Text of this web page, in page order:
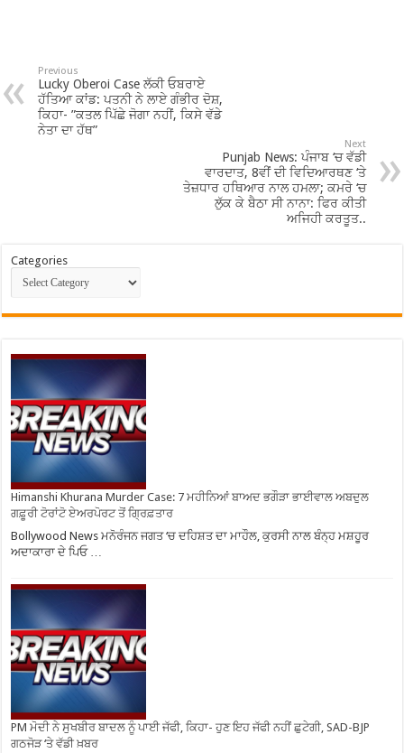
Previous
Lucky Oberoi Case ਲੱਕੀ ਓਬਰਾਏ
ਹੱਤਿਆ ਕਾਂਡ: ਪਤਨੀ ਨੇ ਲਾਏ ਗੰਭੀਰ ਦੋਸ਼,
ਕਿਹਾ- ”ਕਤਲ ਪਿੱਛੇ ਜੋਗਾ ਨਹੀਂ, ਕਿਸੇ ਵੱਡੇ
ਨੇਤਾ ਦਾ ਹੱਥ”
Next
Punjab News: ਪੰਜਾਬ ‘ਚ ਵੱਡੀ
ਵਾਰਦਾਤ, 8ਵੀਂ ਦੀ ਵਿਦਿਆਰਥਣ ‘ਤੇ
ਤੇਜ਼ਧਾਰ ਹਥਿਆਰ ਨਾਲ ਹਮਲਾ; ਕਮਰੇ ‘ਚ
ਲੁੱਕ ਕੇ ਬੈਠਾ ਸੀ ਨਾਨਾ: ਫਿਰ ਕੀਤੀ
ਅਜਿਹੀ ਕਰਤੂਤ..
Categories
Himanshi Khurana Murder Case: 7 ਮਹੀਨਿਆਂ ਬਾਅਦ ਭਗੌੜਾ ਭਾਈਵਾਲ ਅਬਦੁਲ
ਗਫ਼ੂਰੀ ਟੋਰਾਂਟੋ ਏਅਰਪੋਰਟ ਤੋਂ ਗ੍ਰਿਫ਼ਤਾਰ
Bollywood News ਮਨੋਰੰਜਨ ਜਗਤ ‘ਚ ਦਹਿਸ਼ਤ ਦਾ ਮਾਹੌਲ, ਕੁਰਸੀ ਨਾਲ ਬੰਨ੍ਹ ਮਸ਼ਹੂਰ
ਅਦਾਕਾਰਾ ਦੇ ਪਿਓ …
PM ਮੋਦੀ ਨੇ ਸੁਖਬੀਰ ਬਾਦਲ ਨੂੰ ਪਾਈ ਜੱਫੀ, ਕਿਹਾ- ਹੁਣ ਇਹ ਜੱਫੀ ਨਹੀਂ ਛੁਟੇਗੀ, SAD-BJP
ਗਠਜੋੜ ‘ਤੇ ਵੱਡੀ ਖ਼ਬਰ